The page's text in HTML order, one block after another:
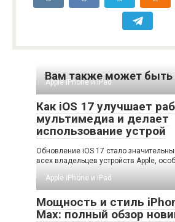
Вам также может быть
Apple iPhone и iPad
Как iOS 17 улучшает
мультимедиа и делает
использование устрой
Обновление iOS 17 стало
всех владельцев устройств Apple,
Apple iPhone и iPad
Мощность и стиль
Max: полный обзор